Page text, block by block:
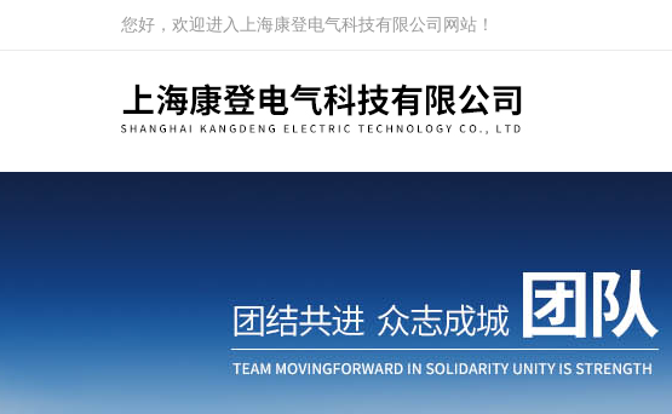
您好，欢迎进入上海康登电气科技有限公司网站！